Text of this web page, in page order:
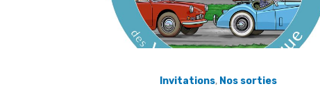
Invitations, Nos sorties